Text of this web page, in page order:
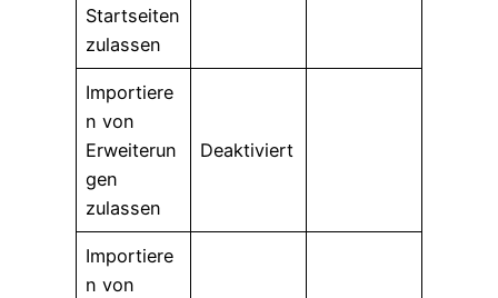
Startseiten
zulassen
Importiere
n von
Erweiterun
gen
zulassen
Deaktiviert
Importiere
n von